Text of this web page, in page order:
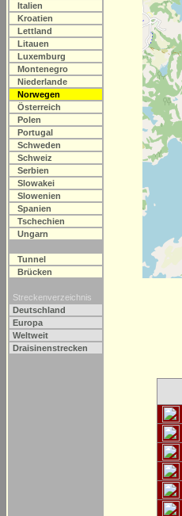
Italien
Kroatien
Lettland
Litauen
Luxemburg
Montenegro
Niederlande
Norwegen
Österreich
Polen
Portugal
Schweden
Schweiz
Serbien
Slowakei
Slowenien
Spanien
Tschechien
Ungarn
Tunnel
Brücken
Streckenverzeichnis
Deutschland
Europa
Weltweit
Draisinenstrecken